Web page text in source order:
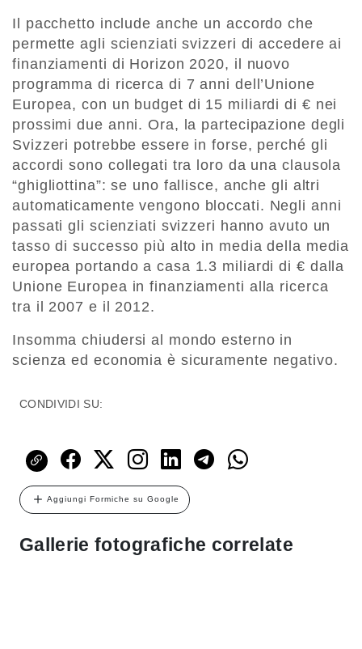
Il pacchetto include anche un accordo che
permette agli scienziati svizzeri di accedere ai
finanziamenti di Horizon 2020, il nuovo
programma di ricerca di 7 anni dell’Unione
Europea, con un budget di 15 miliardi di € nei
prossimi due anni. Ora, la partecipazione degli
Svizzeri potrebbe essere in forse, perché gli
accordi sono collegati tra loro da una clausola
“ghigliottina”: se uno fallisce, anche gli altri
automaticamente vengono bloccati. Negli anni
passati gli scienziati svizzeri hanno avuto un
tasso di successo più alto in media della media
europea portando a casa 1.3 miliardi di € dalla
Unione Europea in finanziamenti alla ricerca
tra il 2007 e il 2012.
Insomma chiudersi al mondo esterno in
scienza ed economia è sicuramente negativo.
CONDIVIDI SU:
Aggiungi Formiche su Google
Gallerie fotografiche correlate